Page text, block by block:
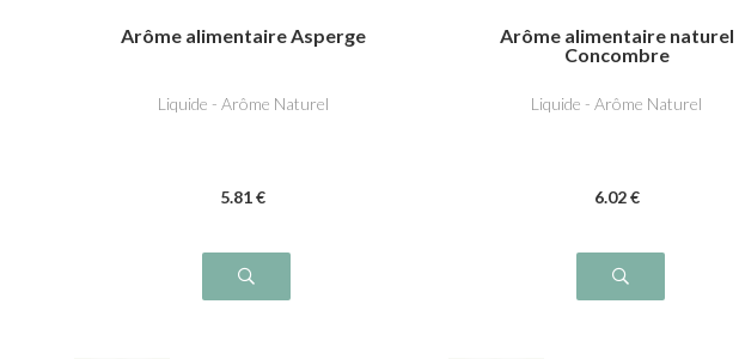
Arôme alimentaire Asperge
Liquide - Arôme Naturel
5.81€
Arôme alimentaire naturel
Concombre
Liquide - Arôme Naturel
6.02€